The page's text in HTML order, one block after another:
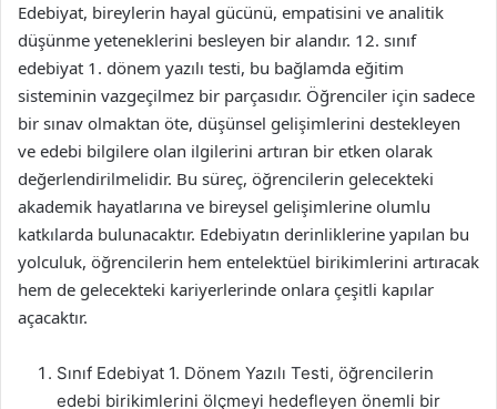
Edebiyat, bireylerin hayal gücünü, empatisini ve analitik
düşünme yeteneklerini besleyen bir alandır. 12. sınıf
edebiyat 1. dönem yazılı testi, bu bağlamda eğitim
sisteminin vazgeçilmez bir parçasıdır. Öğrenciler için sadece
bir sınav olmaktan öte, düşünsel gelişimlerini destekleyen
ve edebi bilgilere olan ilgilerini artıran bir etken olarak
değerlendirilmelidir. Bu süreç, öğrencilerin gelecekteki
akademik hayatlarına ve bireysel gelişimlerine olumlu
katkılarda bulunacaktır. Edebiyatın derinliklerine yapılan bu
yolculuk, öğrencilerin hem entelektüel birikimlerini artıracak
hem de gelecekteki kariyerlerinde onlara çeşitli kapılar
açacaktır.
Sınıf Edebiyat 1. Dönem Yazılı Testi, öğrencilerin
edebi birikimlerini ölçmeyi hedefleyen önemli bir